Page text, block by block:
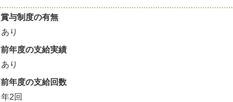
賞与制度の有無
あり
前年度の支給実績
あり
前年度の支給回数
年2回